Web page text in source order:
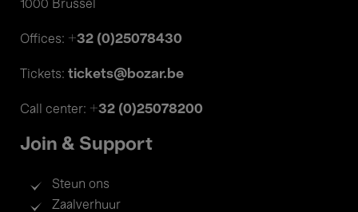
1000 Brussel
Offices: +32 (0)25078430
Tickets: tickets@bozar.be
Call center: +32 (0)25078200
Join & Support
Steun ons
Zaalverhuur